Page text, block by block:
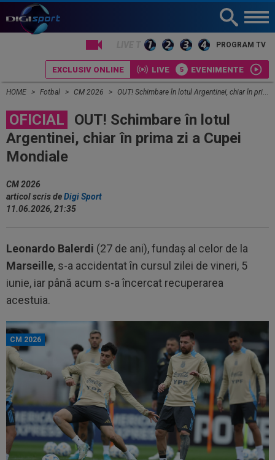
PROGRAM TV
EXCLUSIV ONLINE LIVE EVENIMENTE
HOME Fotbal CM 2026 OUT! Schimbare în lotul Argentinei, chiar în prima zi a Cupei Mondiale
OFICIAL
OUT! Schimbare în lotul
Argentinei, chiar în prima zi a Cupei
Mondiale
CM 2026
articol scris deDigi Sport
11.06.2026, 21:35
Leonardo Balerdi (27 de ani), fundaș al celor de la
Marseille, s-a accidentat în cursul zilei de vineri, 5
iunie, iar până acum s-a încercat recuperarea
acestuia.
CM 2026